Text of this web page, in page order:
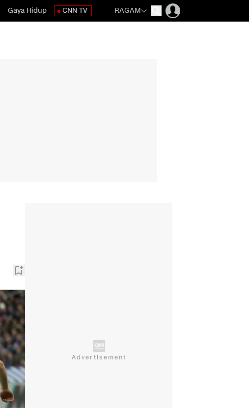
Gaya Hidup CNN TV RAGAM